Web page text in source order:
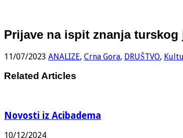
Prijave na ispit znanja turskog
11/07/2023 ANALIZE, Crna Gora, DRUŠTVO,
Related Articles
Novosti iz Acibadema
10/12/2024